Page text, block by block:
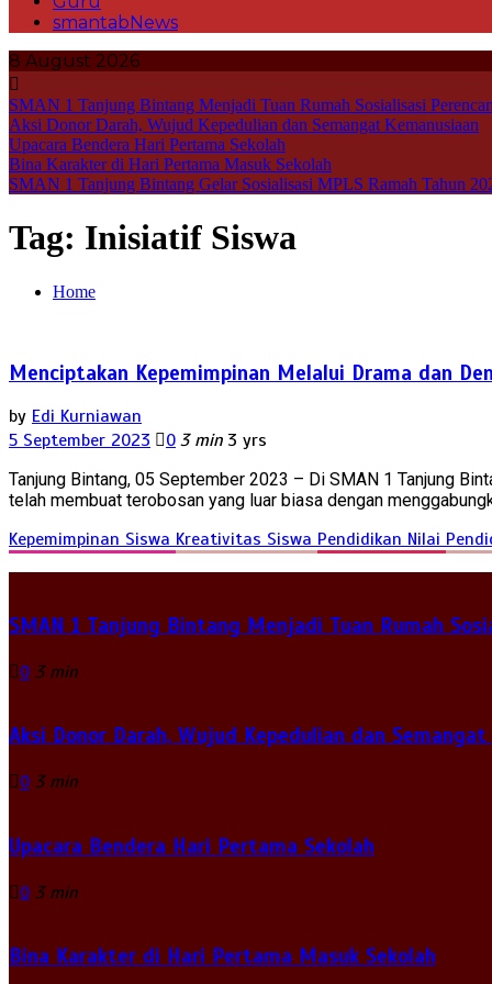
smantabNews
8 August 2026
SMAN 1 Tanjung Bintang Menjadi Tuan Rumah Sosialisasi
Aksi Donor Darah, Wujud Kepedulian dan Semangat Kemanusiaan
Upacara Bendera Hari Pertama Sekolah
Bina Karakter di Hari Pertama Masuk Sekolah
SMAN 1 Tanjung Bintang Gelar Sosialisasi MPLS Ramah Tahun
Tag: Inisiatif Siswa
Home
Menciptakan Kepemimpinan Melalui Drama dan
by Edi Kurniawan
5 September 2023
0 3 min 3 yrs
Tanjung Bintang, 05 September 2023 – Di SMAN 1 Tanjung
telah membuat terobosan yang luar biasa dengan
Kepemimpinan Siswa Kreativitas Siswa Pendidikan Nilai
SMAN 1 Tanjung Bintang Menjadi Tuan Rumah
0 3 min
Aksi Donor Darah, Wujud Kepedulian dan Semangat
0 3 min
Upacara Bendera Hari Pertama Sekolah
0 3 min
Bina Karakter di Hari Pertama Masuk Sekolah